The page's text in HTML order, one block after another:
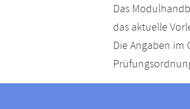
Das
das aktuelle
Die Angaben